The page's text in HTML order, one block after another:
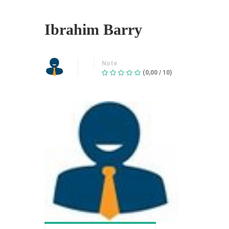
Ibrahim Barry
Note
(0,00 / 10)